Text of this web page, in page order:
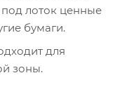
под лоток ценные
бумаги.
для
зоны.